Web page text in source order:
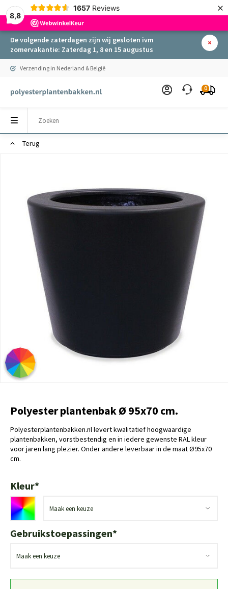
8,8
1657 Reviews ×
De volgende zaterdagen zijn wij gesloten ivm
zomervakantie: Zaterdag 1, 8 en 15 augustus
Verzending in Nederland & België
0
Terug
Polyester plantenbak Ø 95x70 cm.
Polyesterplantenbakken.nl levert kwalitatief hoogwaardige
plantenbakken, vorstbestendig en in iedere gewenste RAL kleur
voor jaren lang plezier. Onder andere leverbaar in de maat Ø95x70
cm.
Kleur*
Gebruikstoepassingen*